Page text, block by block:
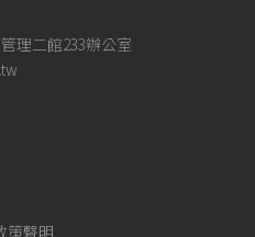
理二館233辦公室
策聲明